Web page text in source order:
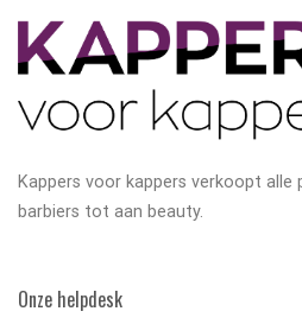
Kappers voor kappers verkoopt alle
barbiers tot aan beauty.
Onze helpdesk